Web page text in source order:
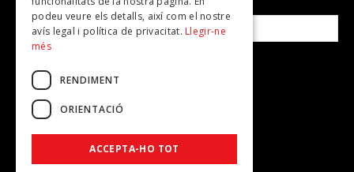
Correu electrònic*
Accepto lapolítica de privacitat
podeu veure els detalls, així com el nostre
avís legal i política de privacitat. Llegir-ne
més
RENDIMENT
ORIENTACIÓ
ACCEPTA-HO TOT